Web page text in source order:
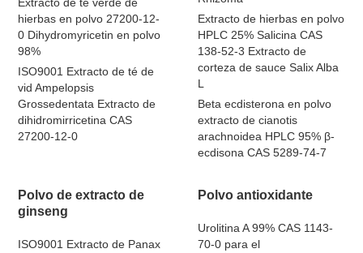
hierbas en polvo 27200-12-
0 Dihydromyricetin en polvo
98%
ISO9001 Extracto de té de
vid Ampelopsis
Grossedentata Extracto de
dihidromirricetina CAS
27200-12-0
Extracto de hierbas en polvo
HPLC 25% Salicina CAS
138-52-3 Extracto de
corteza de sauce Salix Alba
L
Beta ecdisterona en polvo
extracto de cianotis
arachnoidea HPLC 95% β-
ecdisona CAS 5289-74-7
Polvo de extracto de
ginseng
ISO9001 Extracto de Panax
Polvo antioxidante
Urolitina A 99% CAS 1143-
70-0 para el